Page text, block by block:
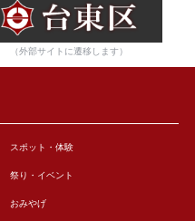
（外部サイトに遷移します）
スポット・体験
祭り・イベント
おみやげ